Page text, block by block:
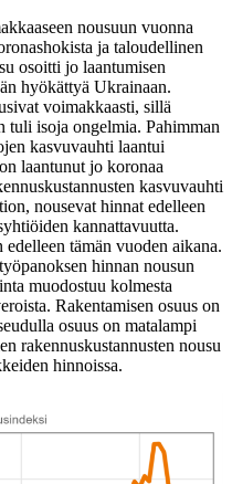
nousuun vuonna
ja taloudellinen
osoitti jo laantumisen
hyökättyä Ukrainaan.
voimakkaasti, sillä
tuli isoja ongelmia. Pahimman
kasvuvauhti laantui
laantunut jo koronaa
kasvuvauhti
nousevat hinnat edelleen
kannattavuutta.
tämän vuoden aikana.
hinnan nousun
muodostuu kolmesta
Rakentamisen osuus on
osuus on matalampi
rakennuskustannusten nousu
hinnoissa.